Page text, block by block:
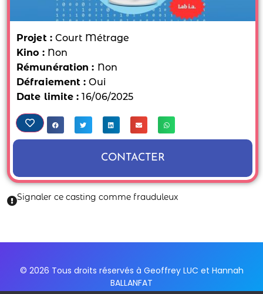
Projet : Court Métrage
Kino : Non
Rémunération : Non
Défraiement :Oui
Date limite :16/06/2025
CONTACTER
Signaler ce casting comme frauduleux
© 2026 Tous droits réservés à Geoffrey LUC et Hannah
BALLANFAT